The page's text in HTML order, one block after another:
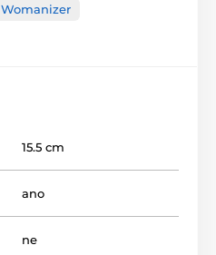
Womanizer
15.5 cm
ano
ne